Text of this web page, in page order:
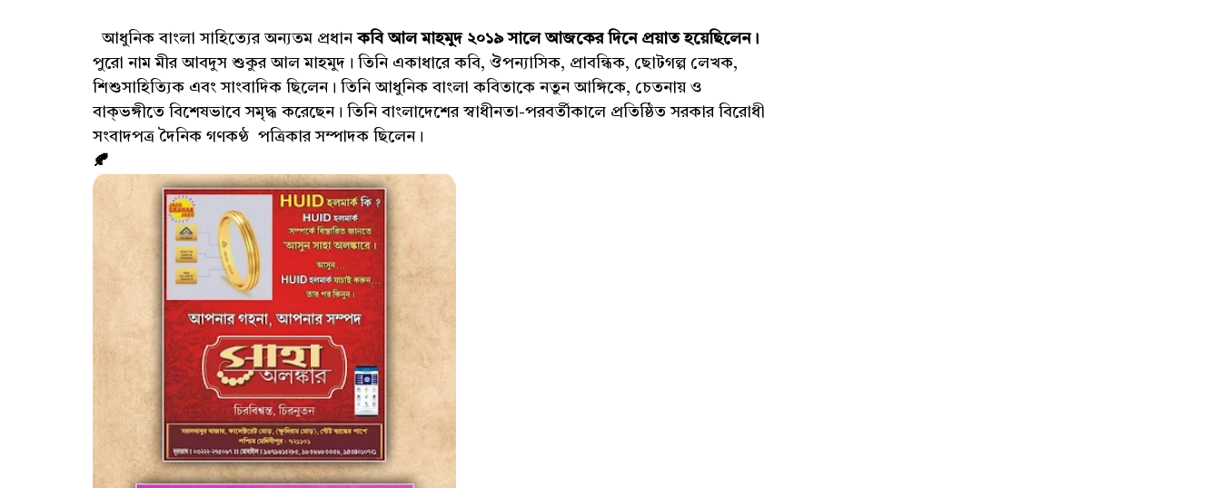
আধুনিক বাংলা সাহিত্যের অন্যতম প্রধানকবি আল মাহমুদ ২০১৯ সালে আজকের দিনে প্রয়াত হয়েছিলেন।
পুরো নাম মীর আবদুস শুকুর আল মাহমুদ। তিনি একাধারে কবি, ঔপন্যাসিক, প্রাবন্ধিক, ছোটগল্প লেখক,
শিশুসাহিত্যিক এবং সাংবাদিক ছিলেন। তিনি আধুনিক বাংলা কবিতাকে নতুন আঙ্গিকে, চেতনায় ও
বাক্‌ভঙ্গীতে বিশেষভাবে সমৃদ্ধ করেছেন। তিনি বাংলাদেশের স্বাধীনতা-পরবর্তীকালে প্রতিষ্ঠিত সরকার বিরোধী
সংবাদপত্র দৈনিক গণকণ্ঠ পত্রিকার সম্পাদক ছিলেন।
🍂